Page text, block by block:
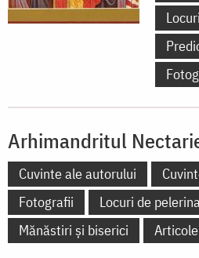
Arhimandritul
Cuvinte ale autorului
Fotografii
Locuri de
Mănăstiri și biserici